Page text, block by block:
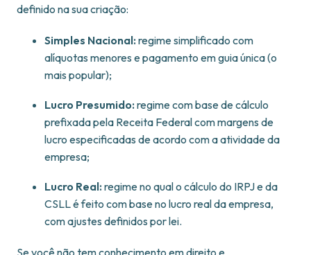
definido na sua criação:
Simples Nacional: regime simplificado com
alíquotas menores e pagamento em guia única (o
mais popular);
Lucro Presumido: regime com base de cálculo
prefixada pela Receita Federal com margens de
lucro especificadas de acordo com a atividade da
empresa;
Lucro Real: regime no qual o cálculo do IRPJ e da
CSLL é feito com base no lucro real da empresa,
com ajustes definidos por lei.